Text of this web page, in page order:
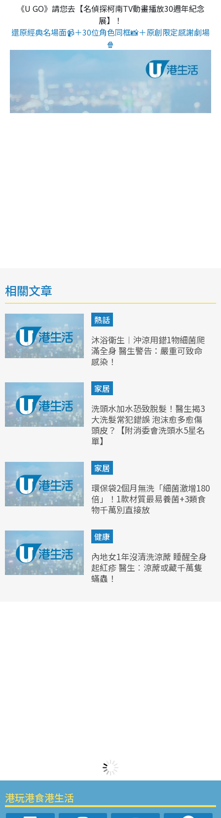
《U GO》請您去【名偵探柯南TV動畫播放30週年紀念
展】！
還原經典名場面📹＋30位角色同框📸＋原創限定感謝劇場
🍿
相關文章
熱話
沐浴衛生︱沖涼用錯1物細菌爬
滿全身 醫生警告：嚴重可致命
感染！
家居
洗頭水加水恐致脫髮！醫生揭3
大洗髮常犯錯誤 泡沫愈多愈傷
頭皮？【附消委會洗頭水5星名
單】
家居
環保袋2個月無洗「細菌激增180
倍」！1款材質最易養菌+3類食
物千萬別直接放
健康
內地女1年沒清洗涼蓆 睡醒全身
起紅疹 醫生︰涼蓆或藏千萬隻
蟎蟲！
港玩港食港生活